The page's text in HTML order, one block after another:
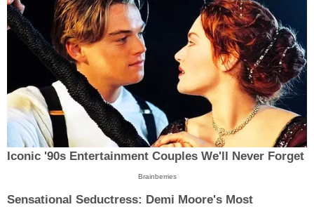
Iconic '90s Entertainment Couples We'll Never Forget
Brainberries
Sensational Seductress: Demi Moore's Most